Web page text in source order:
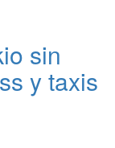
sin
y taxis